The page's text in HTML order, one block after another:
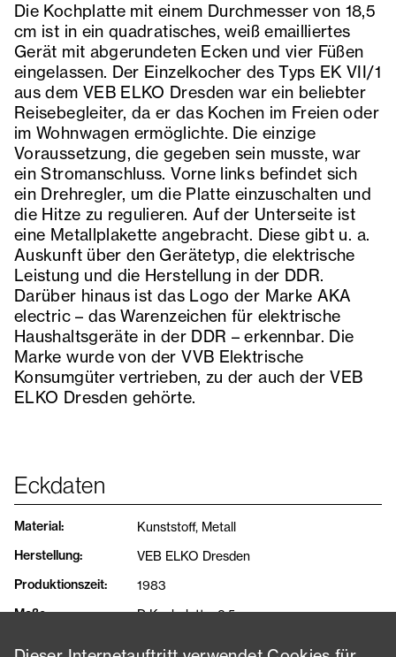
Die Kochplatte mit einem Durchmesser von 18,5
cm ist in ein quadratisches, weiß emailliertes
Gerät mit abgerundeten Ecken und vier Füßen
eingelassen. Der Einzelkocher des Typs EK VII/1
aus dem VEB ELKO Dresden war ein beliebter
Reisebegleiter, da er das Kochen im Freien oder
im Wohnwagen ermöglichte. Die einzige
Voraussetzung, die gegeben sein musste, war
ein Stromanschluss. Vorne links befindet sich
ein Drehregler, um die Platte einzuschalten und
die Hitze zu regulieren. Auf der Unterseite ist
eine Metallplakette angebracht. Diese gibt u. a.
Auskunft über den Gerätetyp, die elektrische
Leistung und die Herstellung in der DDR.
Darüber hinaus ist das Logo der Marke AKA
electric – das Warenzeichen für elektrische
Haushaltsgeräte in der DDR – erkennbar. Die
Marke wurde von der VVB Elektrische
Konsumgüter vertrieben, zu der auch der VEB
ELKO Dresden gehörte.
Eckdaten
Material: Kunststoff, Metall
Herstellung: VEB ELKO Dresden
Produktionszeit: 1983
Maße: D Kochplatte: 8,5 cm